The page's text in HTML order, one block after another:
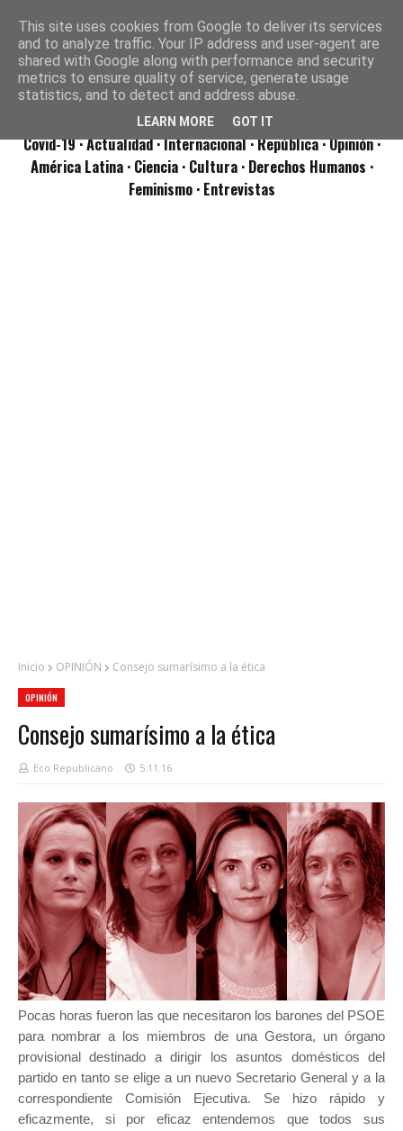
Covid-19· Actualidad· Internacional· República· Opinión·
América Latina · Ciencia · Cultura · Derechos Humanos ·
Feminismo · Entrevistas
Inicio OPINIÓN Consejo sumarísimo a la ética
OPINIÓN
Consejo sumarísimo a la ética
Eco Republicano 5.11.16
Pocas horas fueron las que necesitaron los barones del PSOE
para nombrar a los miembros de una Gestora, un órgano
provisional destinado a dirigir los asuntos domésticos del
partido en tanto se elige a un nuevo Secretario General y a la
correspondiente Comisión Ejecutiva. Se hizo rápido y
eficazmente, si por eficaz entendemos que todos sus
This site uses cookies from Google to deliver its services
and to analyze traffic. Your IP address and user-agent are
shared with Google along with performance and security
metrics to ensure quality of service, generate usage
statistics, and to detect and address abuse.
LEARN MORE GOT IT